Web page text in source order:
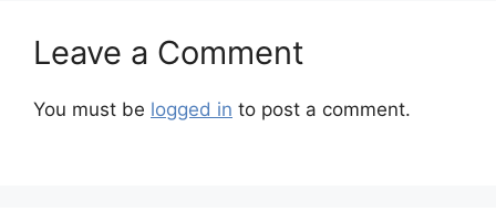
Leave a Comment
You must be logged in to post a comment.